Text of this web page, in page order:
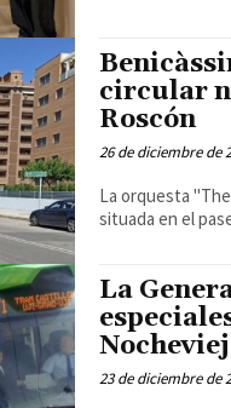
circular
Roscón
26 de diciembre de
La orquesta
La
23 de diciembre de